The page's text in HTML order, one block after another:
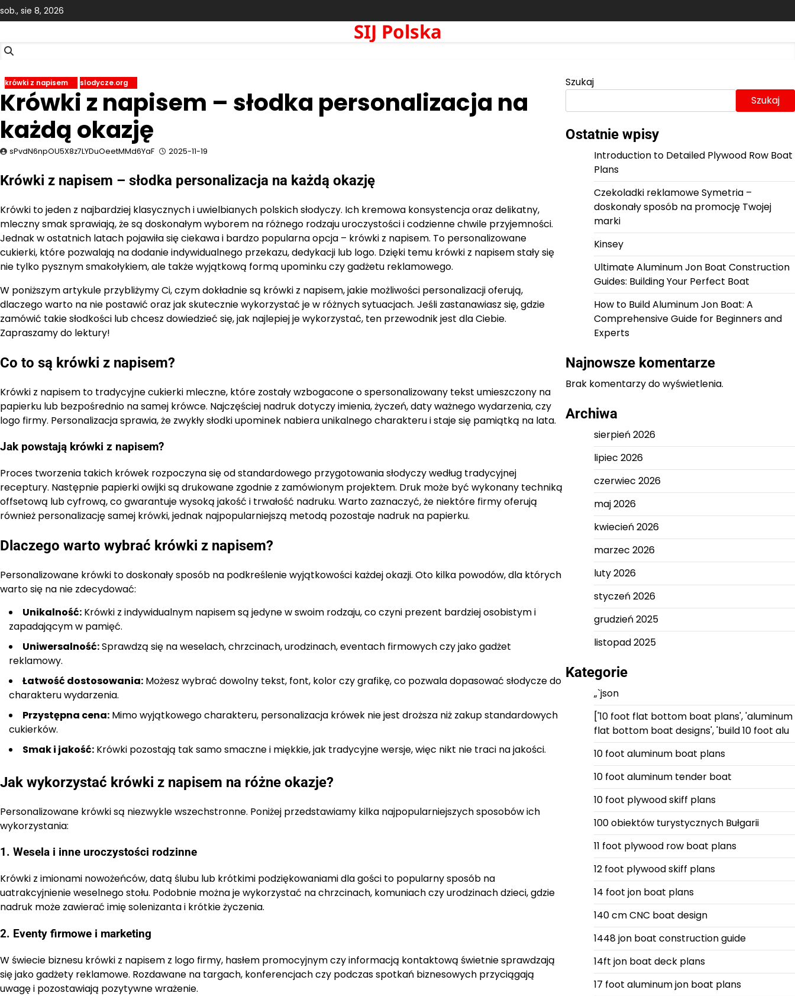
Skip
to
sob., sie 8, 2026
SIJ Polska
krówki z napisem slodycze.org
Krówki z napisem – słodka personalizacja na
każdą okazję
sPvdN6npOU5X8z7LYDuOeetMMd6YaF 2025-11-19
Krówki z napisem – słodka personalizacja na każdą okazję
Krówki to jeden z najbardziej klasycznych i uwielbianych polskich słodyczy. Ich kremowa konsystencja oraz delikatny,
mleczny smak sprawiają, że są doskonałym wyborem na różnego rodzaju uroczystości i codzienne chwile przyjemności.
Jednak w ostatnich latach pojawiła się ciekawa i bardzo popularna opcja – krówki z napisem. To personalizowane
cukierki, które pozwalają na dodanie indywidualnego przekazu, dedykacji lub logo. Dzięki temu krówki z napisem stały się
nie tylko pysznym smakołykiem, ale także wyjątkową formą upominku czy gadżetu reklamowego.
W poniższym artykule przybliżymy Ci, czym dokładnie są krówki z napisem, jakie możliwości personalizacji oferują,
dlaczego warto na nie postawić oraz jak skutecznie wykorzystać je w różnych sytuacjach. Jeśli zastanawiasz się, gdzie
zamówić takie słodkości lub chcesz dowiedzieć się, jak najlepiej je wykorzystać, ten przewodnik jest dla Ciebie.
Zapraszamy do lektury!
Co to są krówki z napisem?
Krówki z napisem to tradycyjne cukierki mleczne, które zostały wzbogacone o spersonalizowany tekst umieszczony na
papierku lub bezpośrednio na samej krówce. Najczęściej nadruk dotyczy imienia, życzeń, daty ważnego wydarzenia, czy
logo firmy. Personalizacja sprawia, że zwykły słodki upominek nabiera unikalnego charakteru i staje się pamiątką na lata.
Jak powstają krówki z napisem?
Proces tworzenia takich krówek rozpoczyna się od standardowego przygotowania słodyczy według tradycyjnej
receptury. Następnie papierki owijki są drukowane zgodnie z zamówionym projektem. Druk może być wykonany techniką
offsetową lub cyfrową, co gwarantuje wysoką jakość i trwałość nadruku. Warto zaznaczyć, że niektóre firmy oferują
również personalizację samej krówki, jednak najpopularniejszą metodą pozostaje nadruk na papierku.
Dlaczego warto wybrać krówki z napisem?
Personalizowane krówki to doskonały sposób na podkreślenie wyjątkowości każdej okazji. Oto kilka powodów, dla których
warto się na nie zdecydować:
Unikalność: Krówki z indywidualnym napisem są jedyne w swoim rodzaju, co czyni prezent bardziej osobistym i
zapadającym w pamięć.
Uniwersalność:Sprawdzą się na weselach, chrzcinach, urodzinach, eventach firmowych czy jako gadżet
reklamowy.
Łatwość dostosowania: Możesz wybrać dowolny tekst, font, kolor czy grafikę, co pozwala dopasować słodycze do
charakteru wydarzenia.
Przystępna cena: Mimo wyjątkowego charakteru, personalizacja krówek nie jest droższa niż zakup standardowych
cukierków.
Smak i jakość: Krówki pozostają tak samo smaczne i miękkie, jak tradycyjne wersje, więc nikt nie traci na jakości.
Jak wykorzystać krówki z napisem na różne okazje?
Personalizowane krówki są niezwykle wszechstronne. Poniżej przedstawiamy kilka najpopularniejszych sposobów ich
wykorzystania:
1. Wesela i inne uroczystości rodzinne
Krówki z imionami nowożeńców, datą ślubu lub krótkimi podziękowaniami dla gości to popularny sposób na
uatrakcyjnienie weselnego stołu. Podobnie można je wykorzystać na chrzcinach, komuniach czy urodzinach dzieci, gdzie
nadruk może zawierać imię solenizanta i krótkie życzenia.
2. Eventy firmowe i marketing
W świecie biznesu krówki z napisem z logo firmy, hasłem promocyjnym czy informacją kontaktową świetnie sprawdzają
się jako gadżety reklamowe. Rozdawane na targach, konferencjach czy podczas spotkań biznesowych przyciągają
uwagę i pozostawiają pozytywne wrażenie.
Szukaj
Szukaj
Ostatnie wpisy
Introduction to Detailed Plywood Row Boat
Plans
Czekoladki reklamowe Symetria –
doskonały sposób na promocję Twojej
marki
Kinsey
Ultimate Aluminum Jon Boat Construction
Guides: Building Your Perfect Boat
How to Build Aluminum Jon Boat: A
Comprehensive Guide for Beginners and
Experts
Najnowsze komentarze
Brak komentarzy do wyświetlenia.
Archiwa
sierpień 2026
lipiec 2026
czerwiec 2026
maj 2026
kwiecień 2026
marzec 2026
luty 2026
styczeń 2026
grudzień 2025
listopad 2025
Kategorie
„`json
['10 foot flat bottom boat plans', 'aluminum
flat bottom boat designs', 'build 10 foot alu
10 foot aluminum boat plans
10 foot aluminum tender boat
10 foot plywood skiff plans
100 obiektów turystycznych Bułgarii
11 foot plywood row boat plans
12 foot plywood skiff plans
14 foot jon boat plans
140 cm CNC boat design
1448 jon boat construction guide
14ft jon boat deck plans
17 foot aluminum jon boat plans